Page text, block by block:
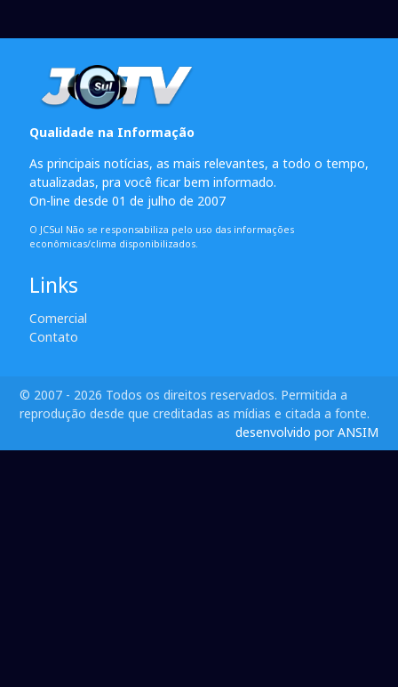
Qualidade na Informação
As principais notícias, as mais relevantes, a todo o tempo,
atualizadas, pra você ficar bem informado.
On-line desde 01 de julho de 2007
O JCSul Não se responsabiliza pelo uso das informações
econômicas/clima disponibilizados.
Links
Comercial
Contato
© 2007 - 2026 Todos os direitos reservados. Permitida a
reprodução desde que creditadas as mídias e citada a fonte.
desenvolvido por ANSIM